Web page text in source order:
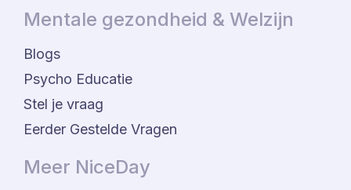
Mentale gezondheid & Welzijn
Blogs
Psycho Educatie
Stel je vraag
Eerder Gestelde Vragen
Meer NiceDay